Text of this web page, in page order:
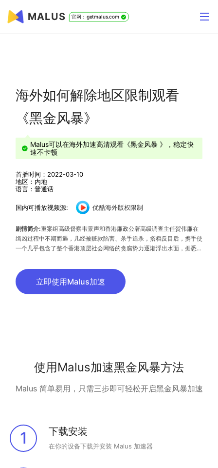
MALUS 官网：getmalus.com
海外如何解除地区限制观看
《黑金风暴》
Malus可以在海外加速高清观看《黑金风暴 》，稳定快
速不卡顿
首播时间：2022-03-10
地区：内地
语言：普通话
国内可播放视频源: 优酷海外版权限制
剧情简介:重案组高级督察韦景声和香港廉政公署高级调查主任贺伟廉在
缉凶过程中不期而遇，几经被赃款陷害、杀手追杀，搭档反目后，携手使
一个几乎包含了整个香港顶层社会网络的贪腐势力逐渐浮出水面，据悉，
立即使用Malus加速
使用Malus加速黑金风暴方法
Malus 简单易用，只需三步即可轻松开启黑金风暴加速
1 下载安装
在你的设备下载并安装 Malus 加速器